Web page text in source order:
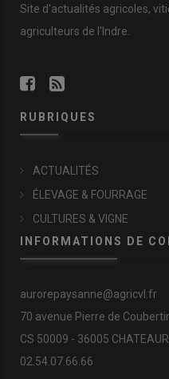
Site d'actualités agricoles,
agriculteurs de l'Indre.
RUBRIQUES
ACTUALITÉS
ÉLEVAGE & FOURRAGE
CULTURES & VIGNE
INFORMATIONS DE
aurorepaysanne@agricvl.fr
70 avenue Pierre de
CS 50009 - 36005
02.54.07.66.66